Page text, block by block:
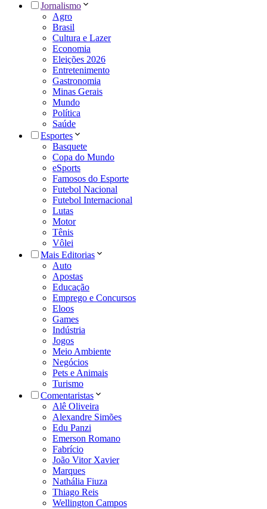
Jornalismo
Agro
Brasil
Cultura e Lazer
Economia
Eleições 2026
Entretenimento
Gastronomia
Minas Gerais
Mundo
Política
Saúde
Esportes
Basquete
Copa do Mundo
eSports
Famosos do Esporte
Futebol Nacional
Futebol Internacional
Lutas
Motor
Tênis
Vôlei
Mais Editorias
Auto
Apostas
Educação
Emprego e Concursos
Eloos
Games
Indústria
Jogos
Meio Ambiente
Negócios
Pets e Animais
Turismo
Comentaristas
Alê Oliveira
Alexandre Simões
Edu Panzi
Emerson Romano
Fabrício
João Vitor Xavier
Marques
Nathália Fiuza
Thiago Reis
Wellington Campos